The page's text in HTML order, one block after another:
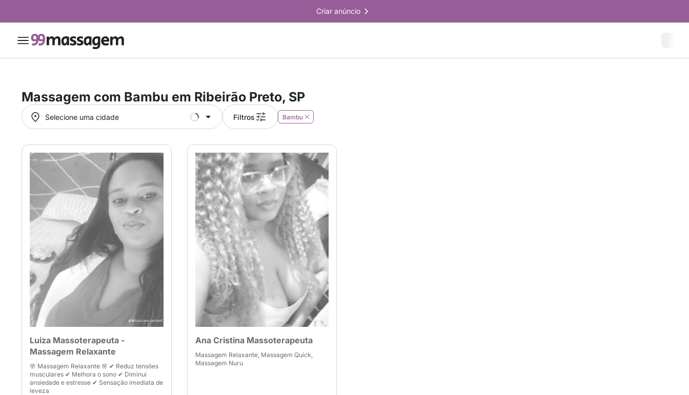
Criar anúncio
Massagem com Bambu em Ribeirão Preto, SP
Selecione uma cidade
Selecione uma cidade Filtros Bambu
Luiza Massoterapeuta -
Massagem Relaxante
🌸 Massagem Relaxante 🌸 ✔ Reduz tensões
musculares ✔ Melhora o sono ✔ Diminui
ansiedade e estresse ✔ Sensação imediata de
leveza
Ana Cristina Massoterapeuta
Massagem Relaxante, Massagem Quick,
Massagem Nuru